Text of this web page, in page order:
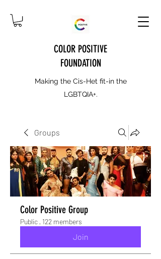
COLOR POSITIVE
FOUNDATION
Making the Cis-Het fit-in the
LGBTQIA+.
Groups
Color Positive Group
Public · 122 members
Join